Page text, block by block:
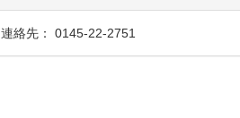
連絡先： 0145-22-2751